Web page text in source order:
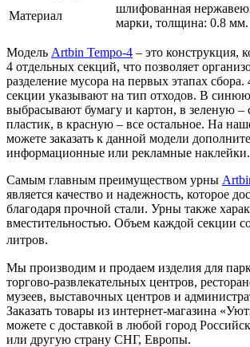
Материал
шлифованная
марки, толщина: 0.8 мм.
Модель Artbin Tempo-4 – это конструкция,
4 отдельных секций, что позволяет
разделение мусора на первых этапах сбора.
секции указывают на тип отходов. В
выбрасывают бумагу и картон, в зеленую –
пластик, в красную – все остальное. На
можете заказать к данной модели
информационные или рекламные наклейки.
Самым главным преимуществом урны
является качество и надежность, которое
благодаря прочной стали. Урны также
вместительностью. Объем каждой секции
литров.
Мы производим и продаем изделия для
торгово-развлекательных центров,
музеев, выставочных центров и
Заказать товары из интернет-магазина
можете с доставкой в любой город
или другую страну СНГ, Европы.